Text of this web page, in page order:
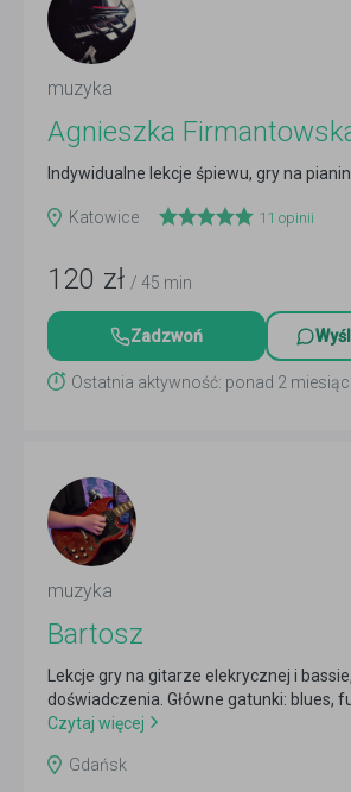
muzyka
Agnieszka
Indywidualne lekcje śpiewu, gry na
Katowice 11 opinii
120 zł / 45 min
Zadzwoń
Ostatnia aktywność: ponad 2
muzyka
Bartosz
Lekcje gry na gitarze elekrycznej i
doświadczenia. Główne gatunki: blues,
Czytaj więcej
Gdańsk